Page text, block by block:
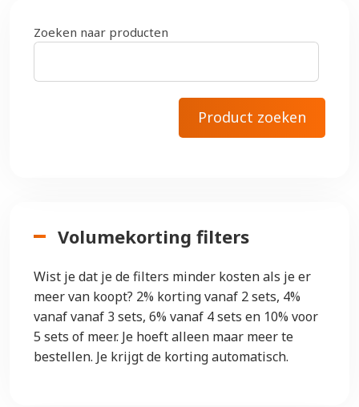
Zoeken naar producten
Volumekorting filters
Wist je dat je de filters minder kosten als je er
meer van koopt? 2% korting vanaf 2 sets, 4%
vanaf vanaf 3 sets, 6% vanaf 4 sets en 10% voor
5 sets of meer. Je hoeft alleen maar meer te
bestellen. Je krijgt de korting automatisch.